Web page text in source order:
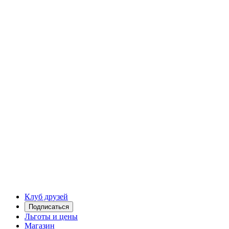
Клуб друзей
Подписаться
Льготы и цены
Магазин